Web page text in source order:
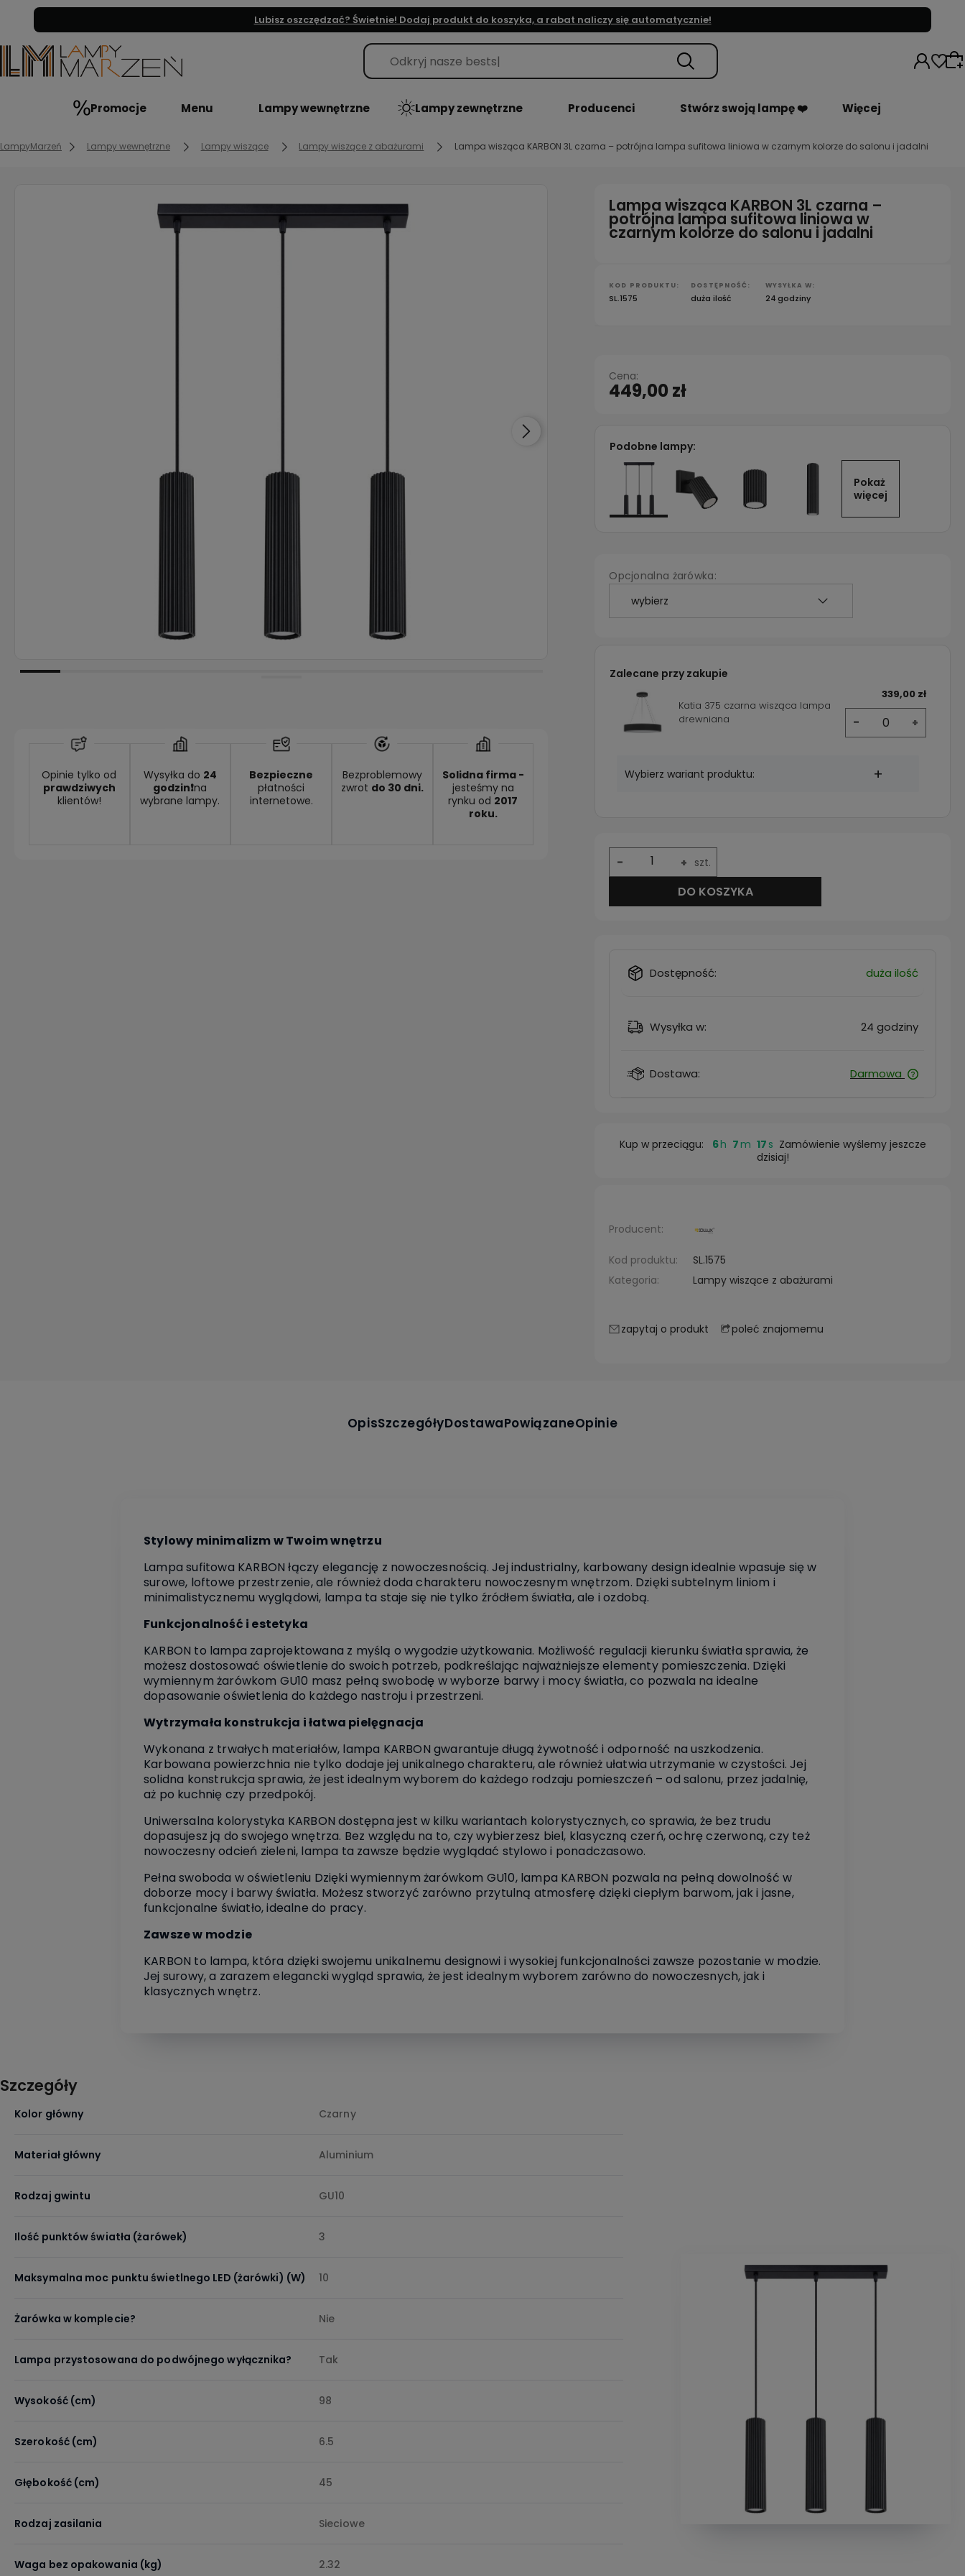
Lubisz oszczędzać? Świetnie! Dodaj produkt do koszyka, a rabat naliczy się automatycznie!
dodane produkty do listy z poprzedniej sesji.
Promocje Menu Lampy wewnętrzne Lampy zewnętrzne Producenci Stwórz swoją lampę ❤️ Więcej
LampyMarzeń Lampy wewnętrzne Lampy wiszące Lampy wiszące z abażurami Lampa wisząca KARBON 3L czarna – potrójna lampa sufitowa liniowa w czarnym kolorze do salonu i jadalni
Opinie tylko od
prawdziwych
klientów!
Wysyłka do 24
godzin❗na
wybrane lampy.
Bezpieczne
płatności
internetowe.
Bezproblemowy
zwrot do 30 dni.
Solidna firma -
jesteśmy na
rynku od 2017
roku.
Lampa wisząca KARBON 3L czarna –
potrójna lampa sufitowa liniowa w
czarnym kolorze do salonu i jadalni
KOD PRODUKTU:
SL.1575
DOSTĘPNOŚĆ:
duża ilość
WYSYŁKA W:
24 godziny
Cena:
449,00 zł
Podobne lampy:
Pokaż
więcej
Opcjonalna żarówka:
Zalecane przy zakupie
Katia 375 czarna wisząca lampa
drewniana
339,00 zł
- +
Wybierz wariant produktu:
2x E27 7W 4000K (neutralna biała) +15,80 zł.
2x E27 10W 4000K (neutralna biała) +17,80 zł.
2x E27 13W 3000K (ciepła biała) +21,80 zł.
+
- szt.
DO KOSZYKA
Dostępność: duża ilość
Wysyłka w: 24 godziny
Dostawa: Darmowa
Kup w przeciągu: 6 7 16
Zamówienie wyślemy jeszcze
dzisiaj!
Producent:
Kod produktu:
SL.1575
Kategoria:
Lampy wiszące z abażurami
zapytaj o produkt poleć znajomemu
OpisSzczegółyDostawaPowiązaneOpinie
Stylowy minimalizm w Twoim wnętrzu
Lampa sufitowa KARBON łączy elegancję z nowoczesnością. Jej industrialny, karbowany design idealnie wpasuje się w
surowe, loftowe przestrzenie, ale również doda charakteru nowoczesnym wnętrzom. Dzięki subtelnym liniom i
minimalistycznemu wyglądowi, lampa ta staje się nie tylko źródłem światła, ale i ozdobą.
Funkcjonalność i estetyka
KARBON to lampa zaprojektowana z myślą o wygodzie użytkowania. Możliwość regulacji kierunku światła sprawia, że
możesz dostosować oświetlenie do swoich potrzeb, podkreślając najważniejsze elementy pomieszczenia. Dzięki
wymiennym żarówkom GU10 masz pełną swobodę w wyborze barwy i mocy światła, co pozwala na idealne
dopasowanie oświetlenia do każdego nastroju i przestrzeni.
Wytrzymała konstrukcja i łatwa pielęgnacja
Wykonana z trwałych materiałów, lampa KARBON gwarantuje długą żywotność i odporność na uszkodzenia.
Karbowana powierzchnia nie tylko dodaje jej unikalnego charakteru, ale również ułatwia utrzymanie w czystości. Jej
solidna konstrukcja sprawia, że jest idealnym wyborem do każdego rodzaju pomieszczeń – od salonu, przez jadalnię,
aż po kuchnię czy przedpokój.
Uniwersalna kolorystyka KARBON dostępna jest w kilku wariantach kolorystycznych, co sprawia, że bez trudu
dopasujesz ją do swojego wnętrza. Bez względu na to, czy wybierzesz biel, klasyczną czerń, ochrę czerwoną, czy też
nowoczesny odcień zieleni, lampa ta zawsze będzie wyglądać stylowo i ponadczasowo.
Pełna swoboda w oświetleniu Dzięki wymiennym żarówkom GU10, lampa KARBON pozwala na pełną dowolność w
doborze mocy i barwy światła. Możesz stworzyć zarówno przytulną atmosferę dzięki ciepłym barwom, jak i jasne,
funkcjonalne światło, idealne do pracy.
Zawsze w modzie
KARBON to lampa, która dzięki swojemu unikalnemu designowi i wysokiej funkcjonalności zawsze pozostanie w modzie.
Jej surowy, a zarazem elegancki wygląd sprawia, że jest idealnym wyborem zarówno do nowoczesnych, jak i
klasycznych wnętrz.
Szczegóły
Kolor główny Czarny
Materiał główny Aluminium
Rodzaj gwintu GU10
Ilość punktów światła (żarówek) 3
Maksymalna moc punktu świetlnego LED (żarówki) (W) 10
Żarówka w komplecie? Nie
Lampa przystosowana do podwójnego wyłącznika? Tak
Wysokość (cm) 98
Szerokość (cm) 6.5
Głębokość (cm) 45
Rodzaj zasilania Sieciowe
Waga bez opakowania (kg) 2.32